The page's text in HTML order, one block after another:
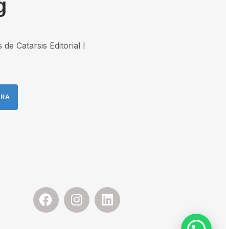
Catarsis Editorial !